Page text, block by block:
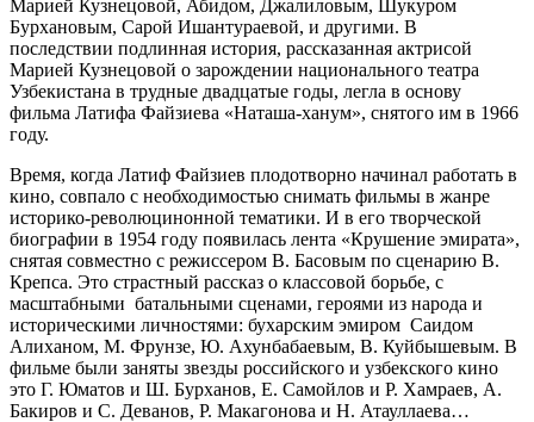
Марией Кузнецовой, Абидом, Джалиловым, Шукуром
Бурхановым, Сарой Ишантураевой, и другими. В
последствии подлинная история, рассказанная актрисой
Марией Кузнецовой о зарождении национального театра
Узбекистана в трудные двадцатые годы, легла в основу
фильма Латифа Файзиева «Наташа-ханум», снятого им в 1966
году.
Время, когда Латиф Файзиев плодотворно начинал работать в
кино, совпало с необходимостью снимать фильмы в жанре
историко-революцинонной тематики. И в его творческой
биографии в 1954 году появилась лента «Крушение эмирата»,
снятая совместно с режиссером В. Басовым по сценарию В.
Крепса. Это страстный рассказ о классовой борьбе, с
масштабными батальными сценами, героями из народа и
историческими личностями: бухарским эмиром Саидом
Алиханом, М. Фрунзе, Ю. Ахунбабаевым, В. Куйбышевым. В
фильме были заняты звезды российского и узбекского кино
это Г. Юматов и Ш. Бурханов, Е. Самойлов и Р. Хамраев, А.
Бакиров и С. Деванов, Р. Макагонова и Н. Атауллаева…